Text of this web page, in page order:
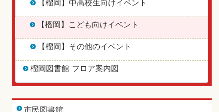
【榴岡】中高校生向けイベント
【榴岡】こども向けイベント
【榴岡】その他のイベント
榴岡図書館 フロア案内図
市民図書館